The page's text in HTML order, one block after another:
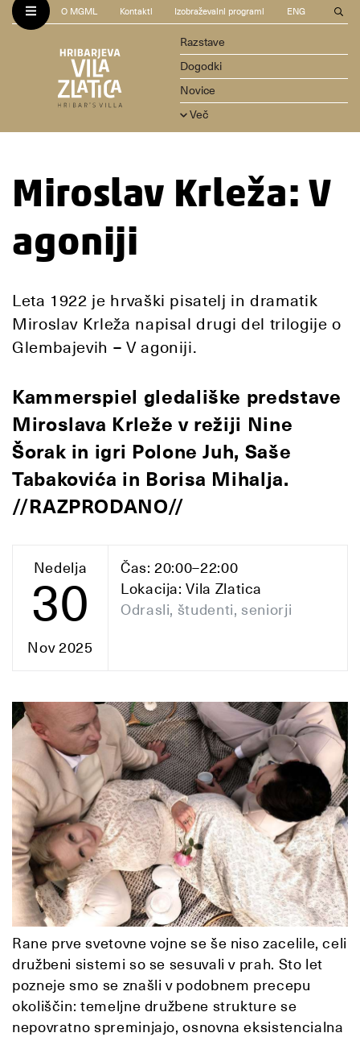
O MGML Kontakti Izobraževalni programi ENG
Razstave
Dogodki
Novice
Več
Miroslav Krleža: V
agoniji
Leta 1922 je hrvaški pisatelj in dramatik
Miroslav Krleža napisal drugi del trilogije o
Glembajevih – V agoniji.
Kammerspiel gledališke predstave
Miroslava Krleže v režiji Nine
Šorak in igri Polone Juh, Saše
Tabakovića in Borisa Mihalja.
//RAZPRODANO//
Nedelja
30
Nov 2025
Čas: 20:00–22:00
Lokacija: Vila Zlatica
Odrasli, študenti, seniorji
Rane prve svetovne vojne se še niso zacelile, celi
družbeni sistemi so se sesuvali v prah. Sto let
pozneje smo se znašli v podobnem precepu
okoliščin: temeljne družbene strukture se
nepovratno spreminjajo, osnovna eksistencialna